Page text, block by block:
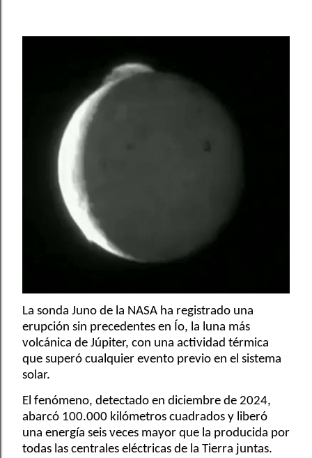
La sonda Juno de la NASA ha registrado una
erupción sin precedentes en Ío, la luna más
volcánica de Júpiter, con una actividad térmica
que superó cualquier evento previo en el sistema
solar.
El fenómeno, detectado en diciembre de 2024,
abarcó 100.000 kilómetros cuadrados y liberó
una energía seis veces mayor que la producida por
todas las centrales eléctricas de la Tierra juntas.